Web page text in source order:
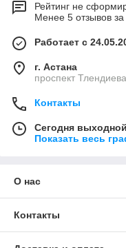
Рейтинг не
Менее 5 отзывов
Работает с
г. Астана
проспект
Контакты
Сегодня выходной
Показать весь
О нас
Контакты